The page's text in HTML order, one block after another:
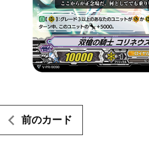
前のカード